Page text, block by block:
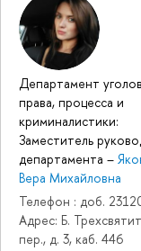
Департамент
права, процесса и
криминалистики:
Заместитель
департамента –
Вера Михайловна
Телефон : доб.
Адрес: Б.
пер., д. 3, каб. 446